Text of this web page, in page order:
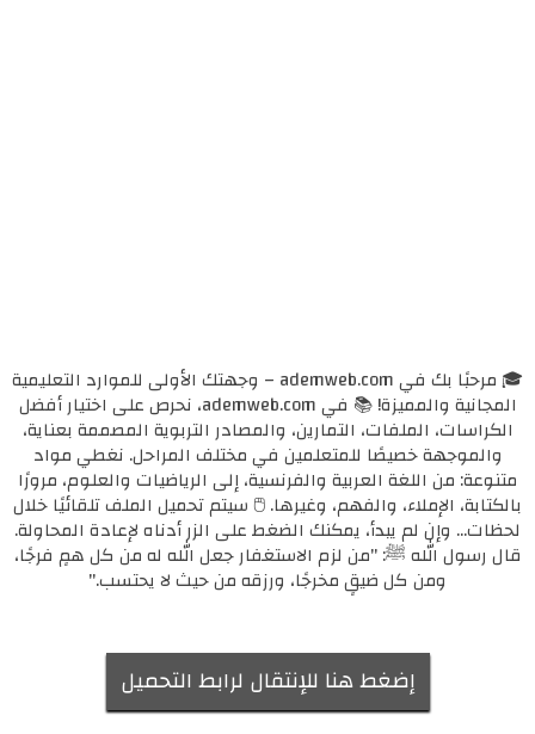
🎓 مرحبًا بك في ademweb.com – وجهتك الأولى للموارد التعليمية
المجانية والمميزة! 📚 في ademweb.com، نحرص على اختيار أفضل
الكراسات، الملفات، التمارين، والمصادر التربوية المصممة بعناية،
والموجهة خصيصًا للمتعلمين في مختلف المراحل. نغطي مواد
متنوعة: من اللغة العربية والفرنسية، إلى الرياضيات والعلوم، مرورًا
بالكتابة، الإملاء، والفهم، وغيرها. 🖱️ سيتم تحميل الملف تلقائيًا خلال
لحظات... وإن لم يبدأ، يمكنك الضغط على الزر أدناه لإعادة المحاولة.
قال رسول الله ﷺ: "من لزم الاستغفار جعل الله له من كل همٍ فرجًا،
ومن كل ضيقٍ مخرجًا، ورزقه من حيث لا يحتسب."
إضغط هنا للإنتقال لرابط التحميل